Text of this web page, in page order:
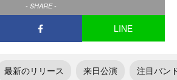
- SHARE -
LINE
最新のリリース 来日公演 注目バン